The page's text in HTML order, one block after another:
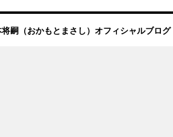
嗣（おかもとまさし）オフィシャルブログ